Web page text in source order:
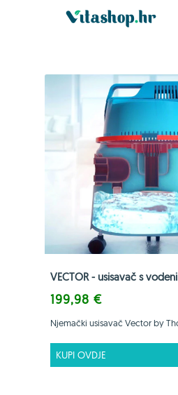
VECTOR - usisavač s
199,98 €
Njemački usisavač Vector by
KUPI OVDJE